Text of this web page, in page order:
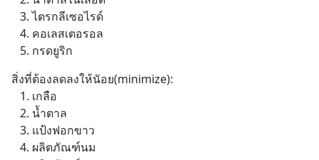
   3. ไตรกลีเซอไรด์
   4. คอเลสเตอรอล
   5. กรดยูริก
สิ่งที่ต้องลดลงให้นัอย(minimize):
   1. เกลือ
   2. น้ำตาล
   3. แป้งฟอกขาว
   4. ผลิตภัณฑ์นม